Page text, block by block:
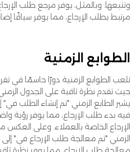
وتتبعها. وبالمثل، يوفر مرجع طلب
مرتبط بطلب الإرجاع، مما يوفر سياقًا
الطوابع الزمنية
تلعب الطوابع الزمنية دورًا حاسمًا في
حيث تقدم نظرة ثاقبة على الجدول
يشير الطابع الزمني "تم إنشاء الطلب
فيه بدء طلب الإرجاع، مما يوفر رؤية
الإرجاع الخاصة بالعملاء. وعلى العكس
الزمني "تم معالجة طلب الإرجاع في"